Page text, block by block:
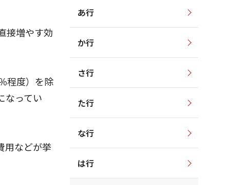
接増やす効
程度）を除
なってい
用などが挙
あ行
か行
さ行
た行
な行
は行